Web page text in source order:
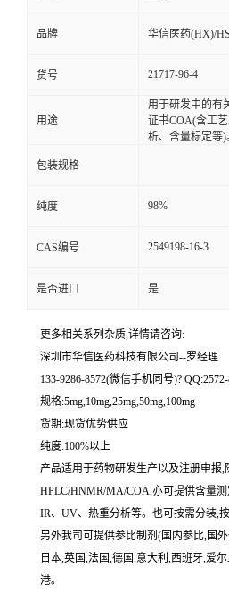
品牌 华信医药(HX)/
货号 21717-96-4
用途
用于研发中的有
证书COA(含工
析、含量标定等)
包装规格
纯度 98%
CAS编号 2549198-16-3
是否进口 是
更多相关系列杂质,详情请咨询:
深圳市华信医药科技有限公司--罗经理
133-9286-8572(微信手机同号)?
规格:5mg,10mg,25mg,50mg,100mg
货期:现货优势供应
纯度:100%以上
产品适用于药物研发生产以及注册申报,
HPLC/HNMR/MA/COA,亦可提供含量测
IR、UV、热重分析等。也可按需分装,按
另外我司可提供参比制剂(国内参比,国
日本,英国,法国,德国,意大利,西班牙,爱
港。